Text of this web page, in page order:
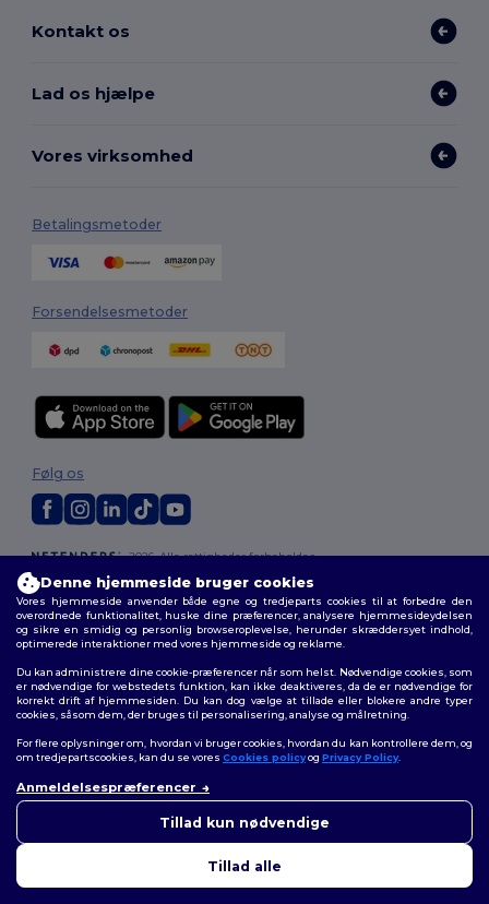
Kontakt os
Lad os hjælpe
Vores virksomhed
Betalingsmetoder
Forsendelsesmetoder
2026. Alle rettigheder forbeholdes
Vilkår og Betingelser|Tilpasset politik |Fortrolighedspolitik
cookies
Sitemap
Følg os
Denne hjemmeside bruger cookies
Vores hjemmeside anvender både egne og tredjeparts cookies til at forbedre den
overordnede funktionalitet, huske dine præferencer, analysere hjemmesideydelsen
og sikre en smidig og personlig browseroplevelse, herunder skræddersyet indhold,
optimerede interaktioner med vores hjemmeside og reklame.
Du kan administrere dine cookie-præferencer når som helst. Nødvendige cookies, som
er nødvendige for webstedets funktion, kan ikke deaktiveres, da de er nødvendige for
korrekt drift af hjemmesiden. Du kan dog vælge at tillade eller blokere andre typer
cookies, såsom dem, der bruges til personalisering, analyse og målretning.
For flere oplysninger om, hvordan vi bruger cookies, hvordan du kan kontrollere dem, og
om tredjepartscookies, kan du se vores Cookies policyog Privacy Policy.
Anmeldelsespræferencer
Tillad kun nødvendige
Tillad alle
bekymringer, kan du kontakte
er her for at hjælpe.